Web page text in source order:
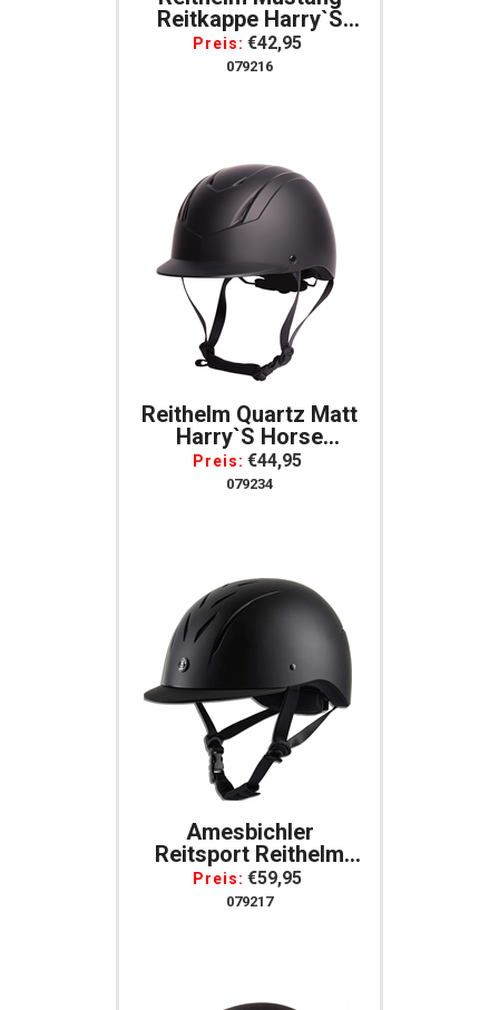
Reitkappe Harry`s
Horse Schwarz
Verstellbar
Preis: €42,95
079216
Reithelm Quartz Matt
Harry`s Horse
Schwarz
Preis: €44,95
079234
Amesbichler
Reitsport Reithelm
Equipage
Trainingshelm
Preis: €59,95
079217